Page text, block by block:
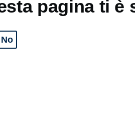
pagina ti è